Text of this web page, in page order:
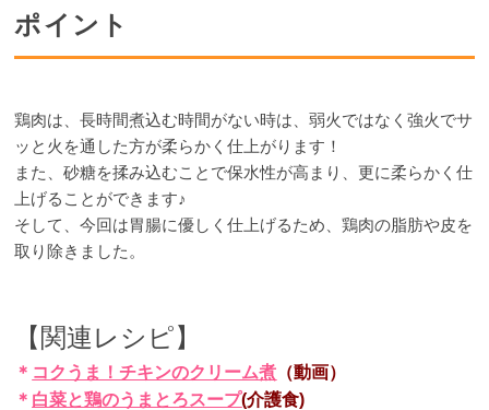
ポイント
鶏肉は、長時間煮込む時間がない時は、弱火ではなく強火でサ
ッと火を通した方が柔らかく仕上がります！
また、砂糖を揉み込むことで保水性が高まり、更に柔らかく仕
上げることができます♪
そして、今回は胃腸に優しく仕上げるため、鶏肉の脂肪や皮を
取り除きました。
【関連レシピ】
＊ コクうま！チキンのクリーム煮 （動画）
＊ 白菜と鶏のうまとろスープ(介護食)